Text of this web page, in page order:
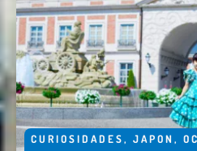
CURIOSIDADES, JAPON ,